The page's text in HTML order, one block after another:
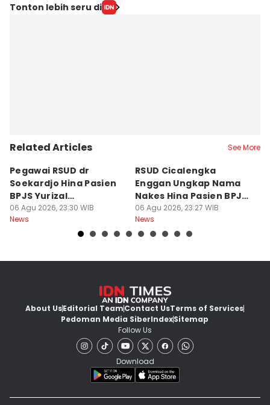
Tonton lebih seru di
Related Articles See More
Pegawai RSUD dr
Soekardjo Hina Pasien
BPJS Yurizal
Mengundurkan Diri
06 Agu 2026, 23:30 WIB
News
RSUD Cicalengka
Enggan Ungkap Nama
Nakes Hina Pasien BPJS
Yurizal
06 Agu 2026, 23:27 WIB
News
About UsEditorial TeamContact UsTerms of Services
Pedoman Media SiberIndexSitemap
Follow Us
Download